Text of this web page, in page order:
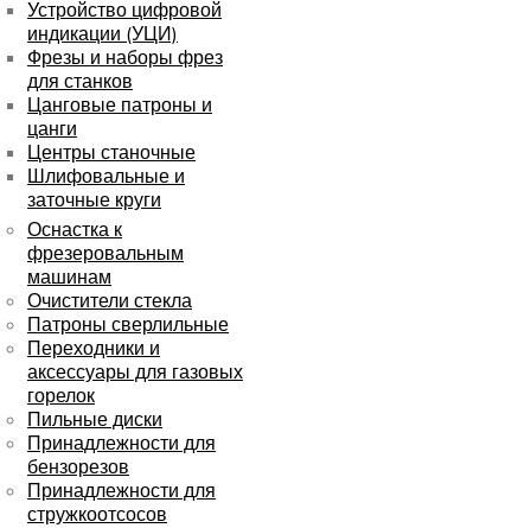
Устройство цифровой
индикации (УЦИ)
Фрезы и наборы фрез
для станков
Цанговые патроны и
цанги
Центры станочные
Шлифовальные и
заточные круги
Оснастка к
фрезеровальным
машинам
Очистители стекла
Патроны сверлильные
Переходники и
аксессуары для газовых
горелок
Пильные диски
Принадлежности для
бензорезов
Принадлежности для
стружкоотсосов